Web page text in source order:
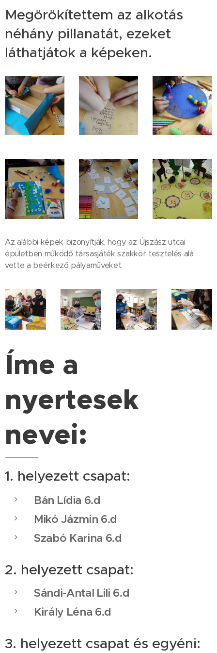
Megörökítettem az alkotás
néhány pillanatát, ezeket
láthatjátok a képeken.
Az alábbi képek bizonyítják, hogy az Újszász utcai
épületben működő társasjáték szakkör tesztelés alá
vette a beérkező pályaműveket.
Íme a
nyertesek
nevei:
1. helyezett csapat:
Bán Lídia 6.d
Mikó Jázmin 6.d
Szabó Karina 6.d
2. helyezett csapat:
Sándi-Antal Lili 6.d
Király Léna 6.d
3. helyezett csapat és egyéni: